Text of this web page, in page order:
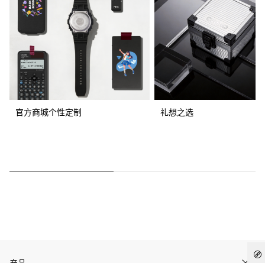
官方商城个性定制 礼想之选